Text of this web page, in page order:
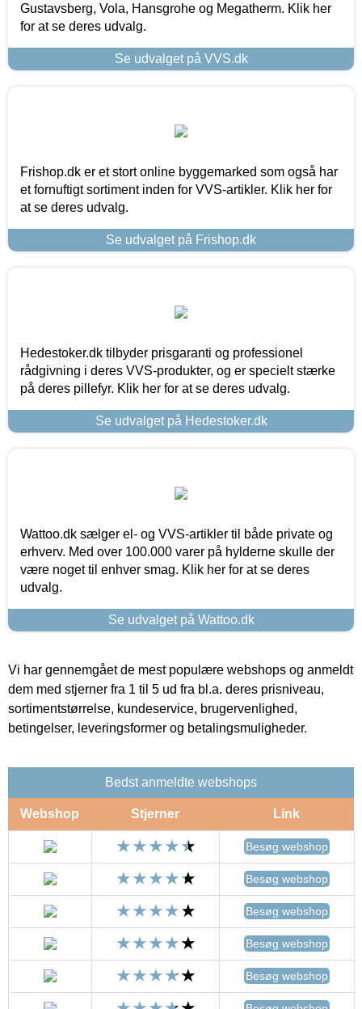
Gustavsberg, Vola, Hansgrohe og Megatherm. Klik her
for at se deres udvalg.
Se udvalget på VVS.dk
Frishop.dk er et stort online byggemarked som også har
et fornuftigt sortiment inden for VVS-artikler. Klik her for
at se deres udvalg.
Se udvalget på Frishop.dk
Hedestoker.dk tilbyder prisgaranti og professionel
rådgivning i deres VVS-produkter, og er specielt stærke
på deres pillefyr. Klik her for at se deres udvalg.
Se udvalget på Hedestoker.dk
Wattoo.dk sælger el- og VVS-artikler til både private og
erhverv. Med over 100.000 varer på hylderne skulle der
være noget til enhver smag. Klik her for at se deres
udvalg.
Se udvalget på Wattoo.dk
Vi har gennemgået de mest populære webshops og anmeldt
dem med stjerner fra 1 til 5 ud fra bl.a. deres prisniveau,
sortimentstørrelse, kundeservice, brugervenlighed,
betingelser, leveringsformer og betalingsmuligheder.
Bedst anmeldte webshops
Webshop Stjerner Link
Besøg webshop
Besøg webshop
Besøg webshop
Besøg webshop
Besøg webshop